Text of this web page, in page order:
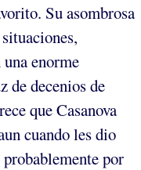
Su asombrosa
enorme
de decenios de
que Casanova
cuando les dio
por